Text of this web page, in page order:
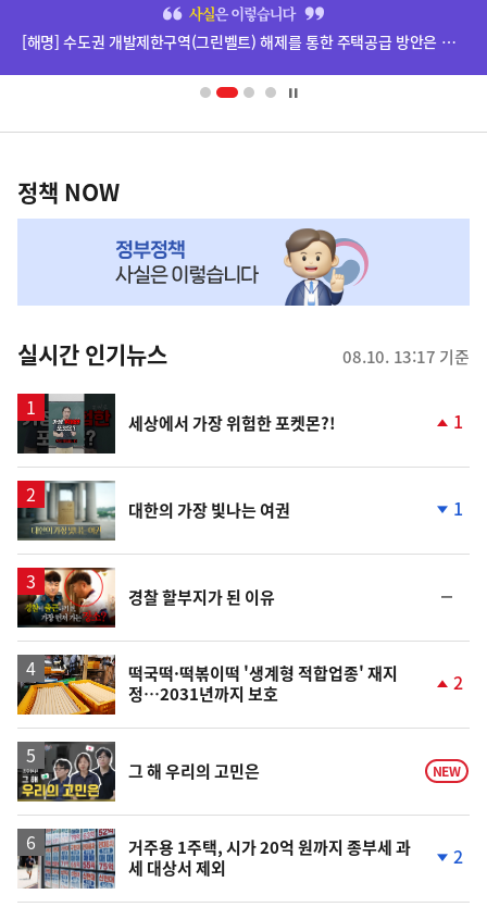
영
[해명] 수도권 개발제한구역(그린벨트) 해제를 통한 주택공급 방안은 확정된 바 없습니다.
책
NOW,
뉴
스
정책 NOW
실시간 인기뉴스 08.10. 13:17 기준
영
세상에서 가장 위험한 포켓몬?!
상
1
영
상
대한의 가장 빛나는 여권
하
1
영
상
경찰 할부지가 된 이유
일
떡국떡·떡볶이떡 '생계형 적합업종' 재지
정…2031년까지 보호
상
승
2
영
상
그 해 우리의 고민은 NEW
거주용 1주택, 시가 20억 원까지 종부세 과
세 대상서 제외
2